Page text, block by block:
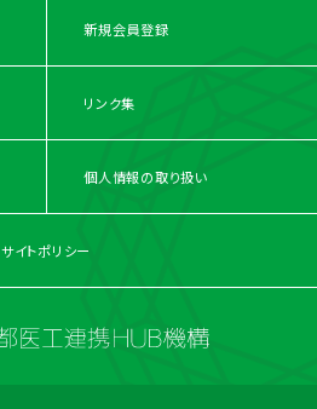
新規会員登録
リンク集
個人情報の取り扱い
サイトポリシー